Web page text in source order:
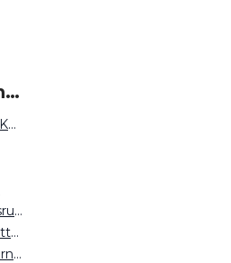
Beliebte Suchen auf Event Inc
Sommerfest-Locations Kassel
Restaurant mieten Karlsruhe
Teambuilding Ideen Stuttgart
Film & Fotolocations Nürnberg